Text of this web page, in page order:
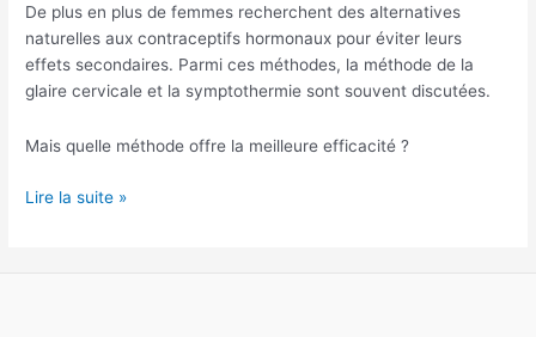
De plus en plus de femmes recherchent des alternatives
naturelles aux contraceptifs hormonaux pour éviter leurs
effets secondaires. Parmi ces méthodes, la méthode de la
glaire cervicale et la symptothermie sont souvent discutées.
Mais quelle méthode offre la meilleure efficacité ?
la
Glaire
Cervicale
ou
?
Lire la suite »